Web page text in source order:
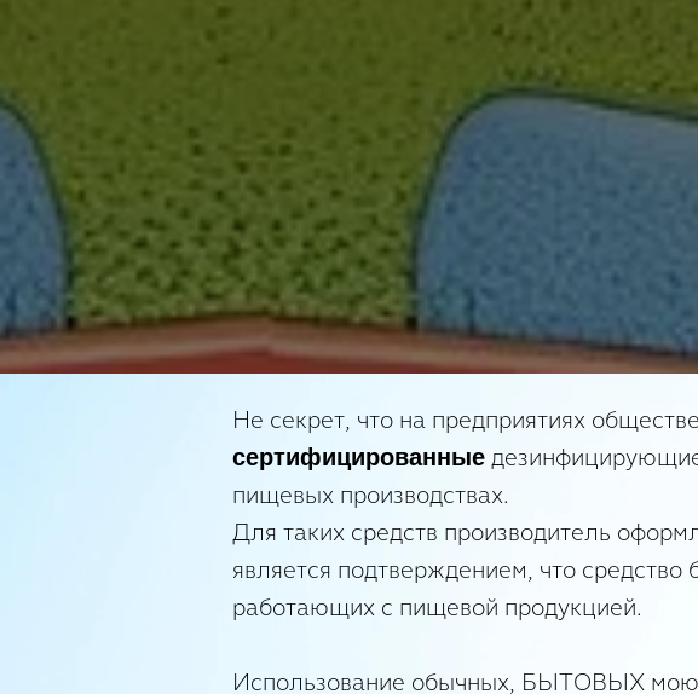
Не секрет, что на предприятиях
сертифицированные
пищевых производствах.
Для таких средств производитель
является подтверждением, что
работающих с пищевой продукцией.
Использование обычных, БЫТОВЫХ